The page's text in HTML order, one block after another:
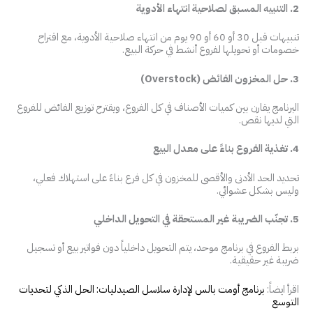
2. التنبيه المسبق لصلاحية انتهاء الأدوية
تنبيهات قبل 30 أو 60 أو 90 يوم من انتهاء صلاحية الأدوية، مع اقتراح
خصومات أو تحويلها لفروع أنشط في حركة البيع.
3. حل المخزون الفائض (Overstock)
البرنامج يقارن بين كميات الأصناف في كل الفروع، ويقترح توزيع الفائض للفروع
التي لديها نقص.
4. تغذية الفروع بناءً على معدل البيع
تحديد الحد الأدنى والأقصى للمخزون في كل فرع بناءً على استهلاك فعلي،
وليس بشكل عشوائي.
5. تجنّب الضريبة غير المستحقة في التحويل الداخلي
بربط الفروع في برنامج موحد، يتم التحويل داخلياً دون فواتير بيع أو تسجيل
ضريبة غير حقيقية.
اقرأ ايضاً: برنامج أومت بالس لإدارة سلاسل الصيدليات: الحل الذكي لتحديات
التوسع